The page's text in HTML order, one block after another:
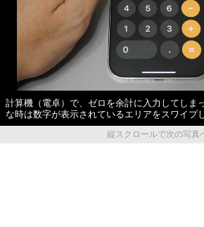
計算機（電卓）で、ゼロを余計に入力してしま
な時は数字が表示されているエリアをスワイプ
縦スクロールで次の写真